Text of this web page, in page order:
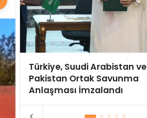
Türkiye, Suudi Arabistan ve
Pakistan Ortak Savunma
Anlaşması İmzalandı